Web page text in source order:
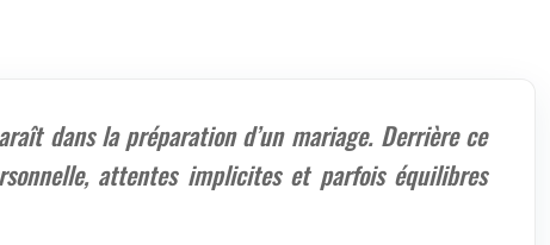
dans la préparation d’un mariage. Derrière ce
attentes implicites et parfois équilibres